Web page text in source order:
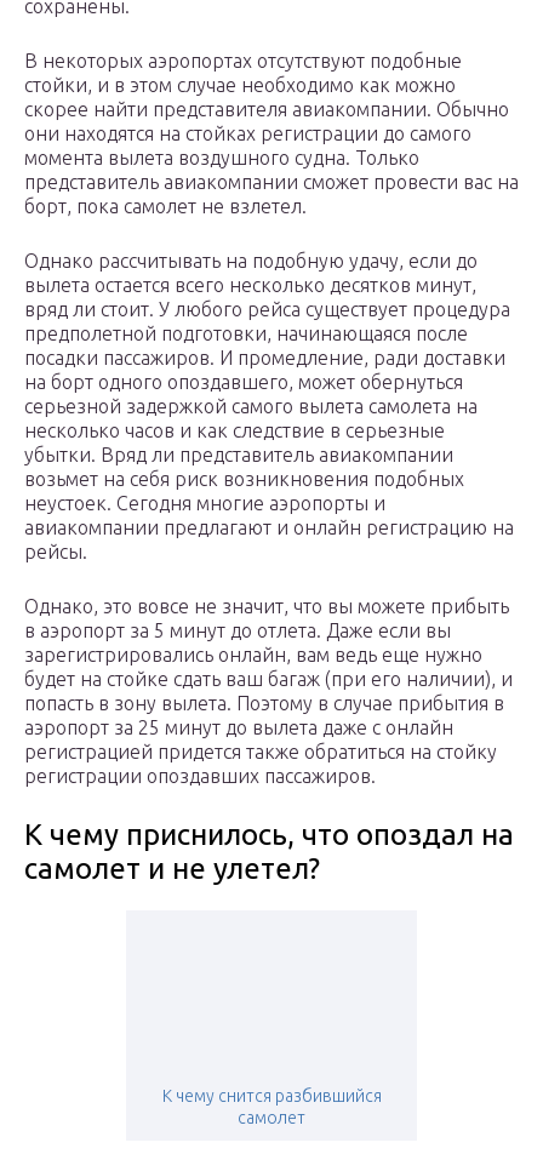
сохранены.
В некоторых аэропортах отсутствуют подобные
стойки, и в этом случае необходимо как можно
скорее найти представителя авиакомпании. Обычно
они находятся на стойках регистрации до самого
момента вылета воздушного судна. Только
представитель авиакомпании сможет провести вас на
борт, пока самолет не взлетел.
Однако рассчитывать на подобную удачу, если до
вылета остается всего несколько десятков минут,
вряд ли стоит. У любого рейса существует процедура
предполетной подготовки, начинающаяся после
посадки пассажиров. И промедление, ради доставки
на борт одного опоздавшего, может обернуться
серьезной задержкой самого вылета самолета на
несколько часов и как следствие в серьезные
убытки. Вряд ли представитель авиакомпании
возьмет на себя риск возникновения подобных
неустоек. Сегодня многие аэропорты и
авиакомпании предлагают и онлайн регистрацию на
рейсы.
Однако, это вовсе не значит, что вы можете прибыть
в аэропорт за 5 минут до отлета. Даже если вы
зарегистрировались онлайн, вам ведь еще нужно
будет на стойке сдать ваш багаж (при его наличии), и
попасть в зону вылета. Поэтому в случае прибытия в
аэропорт за 25 минут до вылета даже с онлайн
регистрацией придется также обратиться на стойку
регистрации опоздавших пассажиров.
К чему приснилось, что опоздал на
самолет и не улетел?
К чему снится разбившийся
самолет